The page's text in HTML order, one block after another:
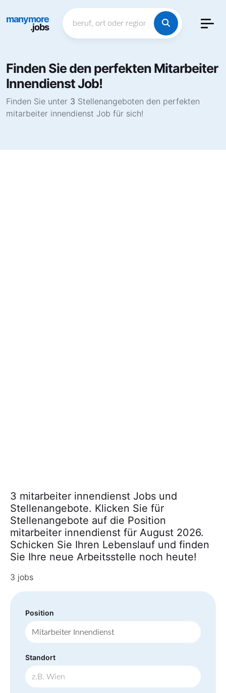
manymore
.jobs
Finden Sie den perfekten Mitarbeiter
Innendienst Job!
Finden Sie unter 3 Stellenangeboten den perfekten
mitarbeiter innendienst Job für sich!
3 mitarbeiter innendienst Jobs und
Stellenangebote. Klicken Sie für
Stellenangebote auf die Position
mitarbeiter innendienst für August 2026.
Schicken Sie Ihren Lebenslauf und finden
Sie Ihre neue Arbeitsstelle noch heute!
3 jobs
Position
Standort